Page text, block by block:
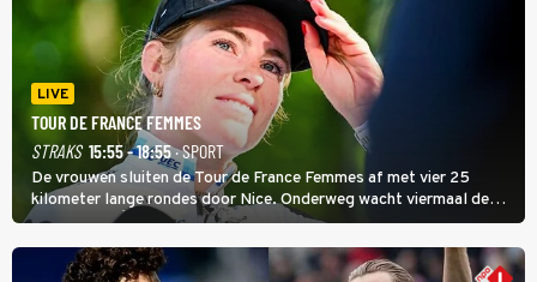
LIVE
TOUR DE FRANCE FEMMES
STRAKS 15:55 - 18:55· SPORT
De vrouwen sluiten de Tour de France Femmes af met vier 25
kilometer lange rondes door Nice. Onderweg wacht viermaal de
zware Col d'Èze. Aan de finish op de Promenade des Anglais krijgt
de eindwinnaar de laatste gele trui.